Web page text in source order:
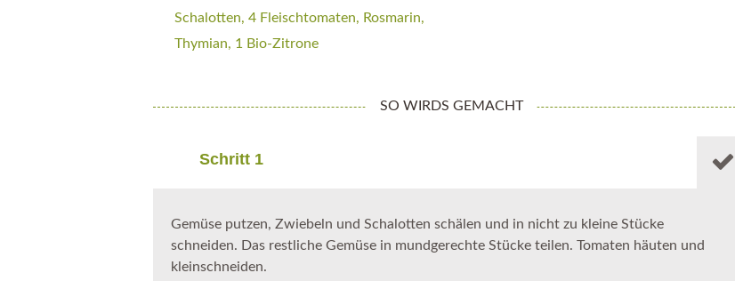
Schalotten, 4 Fleischtomaten, Rosmarin,
Thymian, 1 Bio-Zitrone
SO WIRDS GEMACHT
Schritt 1
Gemüse putzen, Zwiebeln und Schalotten schälen und in nicht zu kleine Stücke
schneiden. Das restliche Gemüse in mundgerechte Stücke teilen. Tomaten häuten und
kleinschneiden.